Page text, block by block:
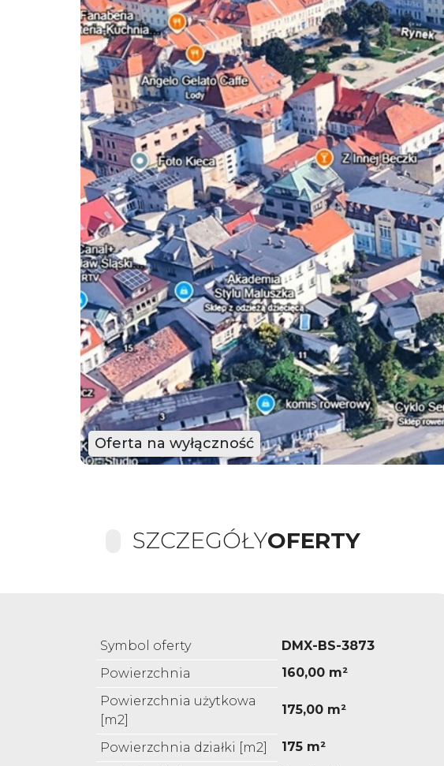
Oferta na wyłączność
SZCZEGÓŁYOFERTY
Symbol oferty
DMX-BS-3873
Powierzchnia
160,00 m²
Powierzchnia użytkowa
[m2]
175,00 m²
Powierzchnia działki [m2]
175 m²